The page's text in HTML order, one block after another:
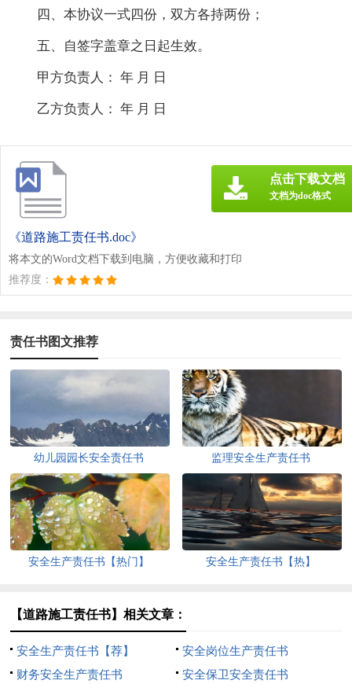
四、本协议一式四份，双方各持两份；
五、自签字盖章之日起生效。
甲方负责人： 年 月 日
乙方负责人： 年 月 日
《道路施工责任书.doc》
将本文的Word文档下载到电脑，方便收藏和打印
推荐度：
点击下载文档
文档为doc格式
责任书图文推荐
幼儿园园长安全责任书 监理安全生产责任书
安全生产责任书【热门】 安全生产责任书【热】
【道路施工责任书】相关文章：
安全生产责任书【荐】
安全岗位生产责任书
财务安全生产责任书
安全保卫安全责任书